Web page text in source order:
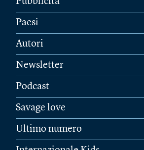
Paesi
Autori
Newsletter
Podcast
Savage love
Ultimo numero